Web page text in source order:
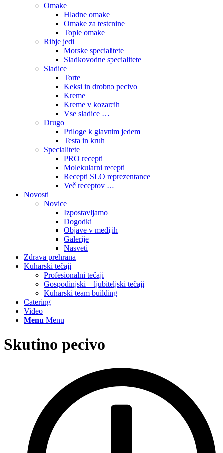
Omake
Hladne omake
Omake za testenine
Tople omake
Ribje jedi
Morske specialitete
Sladkovodne specialitete
Sladice
Torte
Keksi in drobno pecivo
Kreme
Kreme v kozarcih
Vse sladice …
Drugo
Priloge k glavnim jedem
Testa in kruh
Specialitete
PRO recepti
Molekularni recepti
Recepti SLO reprezentance
Več receptov …
Novosti
Novice
Izpostavljamo
Dogodki
Objave v medijih
Galerije
Nasveti
Zdrava prehrana
Kuharski tečaji
Profesionalni tečaji
Gospodinjski – ljubiteljski tečaji
Kuharski team building
Catering
Video
Menu Menu
Skutino pecivo